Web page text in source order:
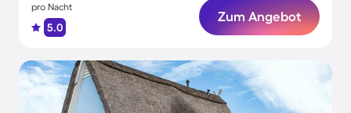
pro Nacht
5.0
Zum Angebot